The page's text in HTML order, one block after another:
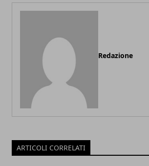
Redazione
ARTICOLI CORRELATI